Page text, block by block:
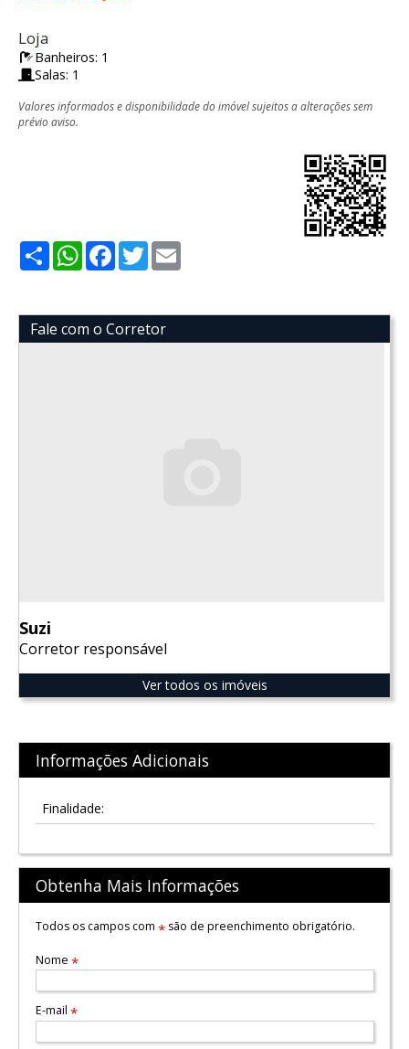
Loja
Banheiros: 1
Salas: 1
Valores informados e disponibilidade do imóvel sujeitos a alterações sem
prévio aviso.
ShareWhatsApp
Facebook
Twitter
Fale com o Corretor
Suzi
Corretor responsável
Ver todos os imóveis
Informações Adicionais
Finalidade:
Obtenha Mais Informações
Todos os campos com *são de preenchimento obrigatório.
Nome *
E-mail *